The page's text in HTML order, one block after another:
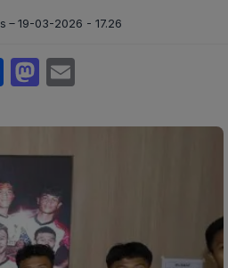
19-03-2026 - 17.26
Facebook
Mastodon